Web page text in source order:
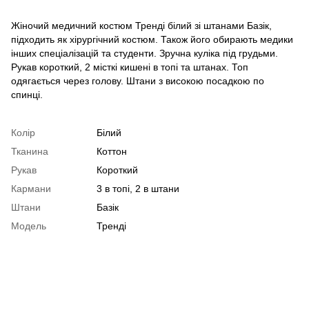
Жіночий медичний костюм Тренді білий зі штанами Базік,
підходить як хірургічний костюм. Також його обирають медики
інших спеціалізацій та студенти. Зручна куліка під грудьми.
Рукав короткий, 2 місткі кишені в топі та штанах. Топ
одягається через голову. Штани з високою посадкою по
спинці.
Колір
Білий
Тканина
Коттон
Рукав
Короткий
Кармани
3 в топі, 2 в штани
Штани
Базік
Модель
Тренді